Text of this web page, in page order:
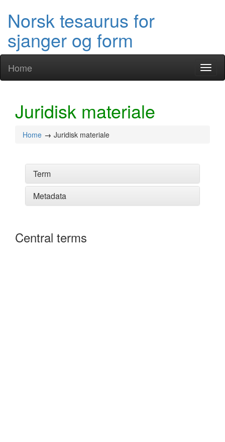
Norsk tesaurus for
sjanger og form
Home
Juridisk materiale
Home Juridisk materiale
Term
Metadata
Central terms